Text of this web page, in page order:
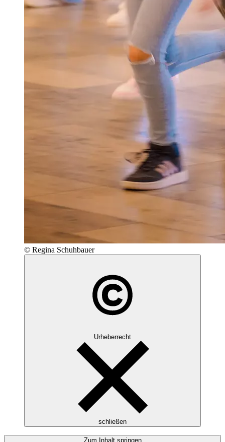
© Regina Schuhbauer
Urheberrecht
schließen
Zum Inhalt springen